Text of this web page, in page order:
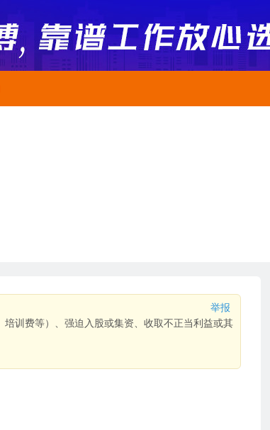
举报
训费等）、强迫入股或集资、收取不正当利益或其